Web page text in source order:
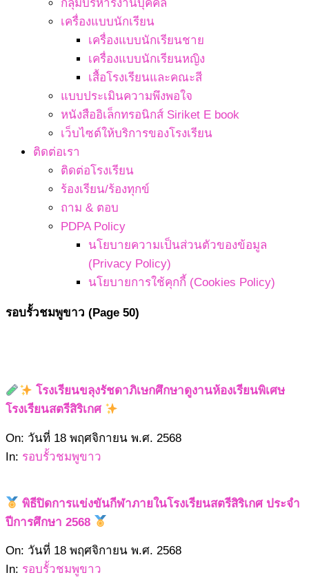
กลุ่มบริหารงานบุคคล
เครื่องแบบนักเรียน
เครื่องแบบนักเรียนชาย
เครื่องแบบนักเรียนหญิง
เสื้อโรงเรียนและคณะสี
แบบประเมินความพึงพอใจ
หนังสืออิเล็กทรอนิกส์ Siriket E book
เว็บไซต์ให้บริการของโรงเรียน
ติดต่อเรา
ติดต่อโรงเรียน
ร้องเรียน/ร้องทุกข์
ถาม & ตอบ
PDPA Policy
นโยบายความเป็นส่วนตัวของข้อมูล
(Privacy Policy)
นโยบายการใช้คุกกี้ (Cookies Policy)
รอบรั้วชมพูขาว (Page 50)
โรงเรียนขลุงรัชดาภิเษกศึกษาดูงานห้องเรียนพิเศษ
โรงเรียนสตรีสิริเกศ
2568-
11-
On: วันที่ 18 พฤศจิกายน พ.ศ. 2568
In: รอบรั้วชมพูขาว
พิธีปิดการแข่งขันกีฬาภายในโรงเรียนสตรีสิริเกศ ประจำ
ปีการศึกษา 2568
2568-
11-
On: วันที่ 18 พฤศจิกายน พ.ศ. 2568
In: รอบรั้วชมพูขาว